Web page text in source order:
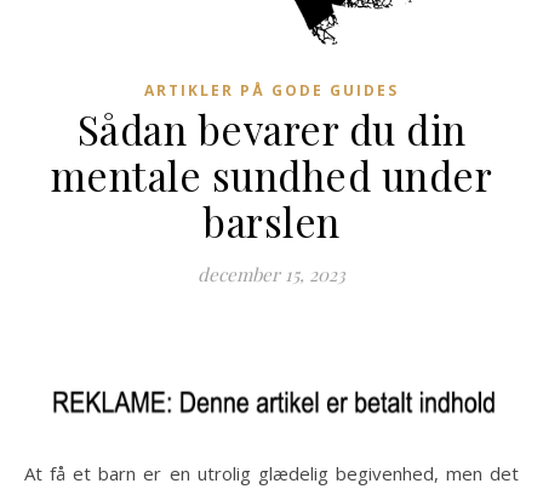
ARTIKLER PÅ GODE GUIDES
Sådan bevarer du din
mentale sundhed under
barslen
december 15, 2023
At få et barn er en utrolig glædelig begivenhed, men det